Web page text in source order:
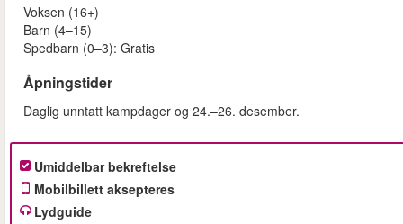
Voksen (16+)
Barn (4–15)
Spedbarn (0–3): Gratis
Åpningstider
Daglig unntatt kampdager og 24.–26. desember.
Umiddelbar bekreftelse
Mobilbillett aksepteres
Lydguide